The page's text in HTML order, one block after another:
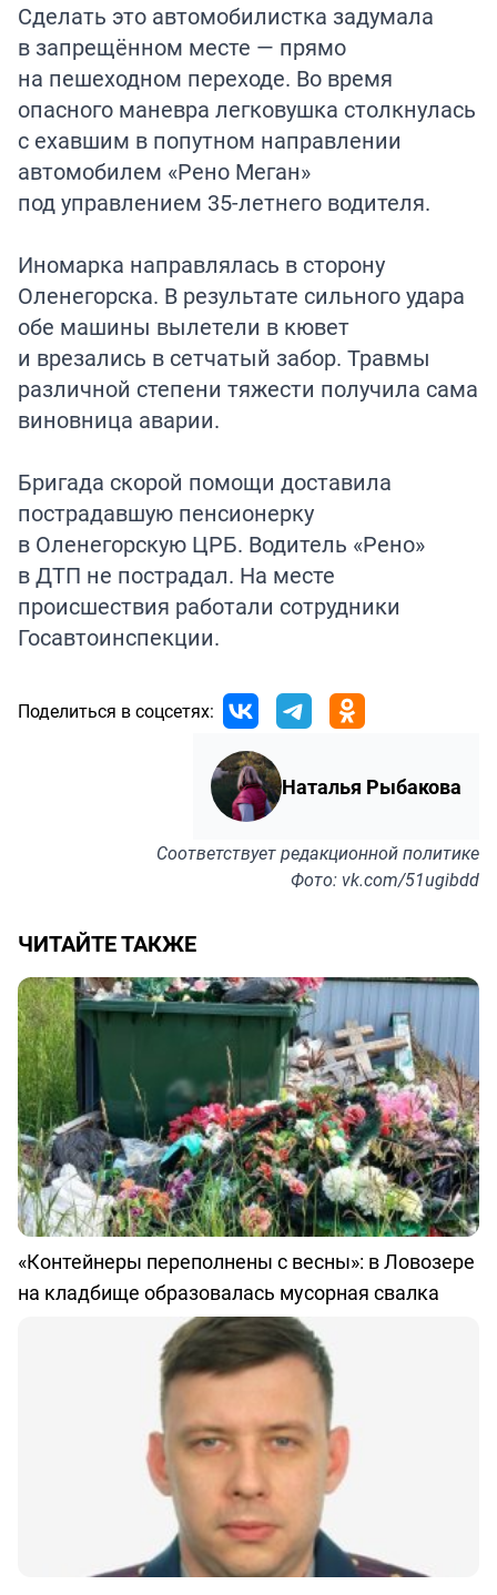
Сделать это автомобилистка задумала
в запрещённом месте — прямо
на пешеходном переходе. Во время
опасного маневра легковушка столкнулась
с ехавшим в попутном направлении
автомобилем «Рено Меган»
под управлением 35-летнего водителя.
Иномарка направлялась в сторону
Оленегорска. В результате сильного удара
обе машины вылетели в кювет
и врезались в сетчатый забор. Травмы
различной степени тяжести получила сама
виновница аварии.
Бригада скорой помощи доставила
пострадавшую пенсионерку
в Оленегорскую ЦРБ. Водитель «Рено»
в ДТП не пострадал. На месте
происшествия работали сотрудники
Госавтоинспекции.
Поделиться в соцсетях:
Наталья Рыбакова
Соответствуетредакционной политике
Фото: vk.com/51ugibdd
ЧИТАЙТЕ ТАКЖЕ
«Контейнеры переполнены с весны»: в Ловозере
на кладбище образовалась мусорная свалка